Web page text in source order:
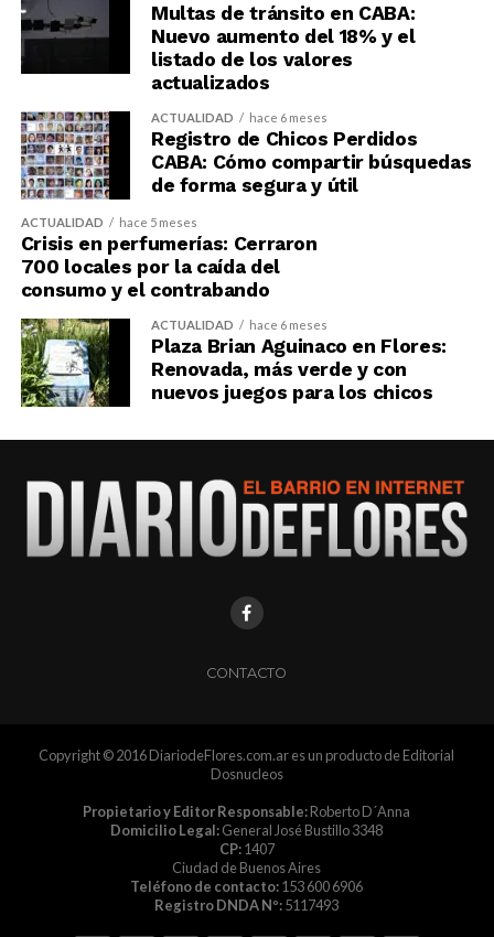
Multas de tránsito en CABA:
Nuevo aumento del 18% y el
listado de los valores
actualizados
ACTUALIDAD hace 6 meses
Registro de Chicos Perdidos
CABA: Cómo compartir búsquedas
de forma segura y útil
ACTUALIDAD hace 5 meses
Crisis en perfumerías: Cerraron
700 locales por la caída del
consumo y el contrabando
ACTUALIDAD hace 6 meses
Plaza Brian Aguinaco en Flores:
Renovada, más verde y con
nuevos juegos para los chicos
CONTACTO
Copyright © 2016 DiariodeFlores.com.ar es un producto de Editorial
Dosnucleos
Propietario y Editor Responsable:Roberto D´Anna
Domicilio Legal:General José Bustillo 3348
CP:1407
Ciudad de Buenos Aires
Teléfono de contacto:153 600 6906
Registro DNDA Nº:5117493